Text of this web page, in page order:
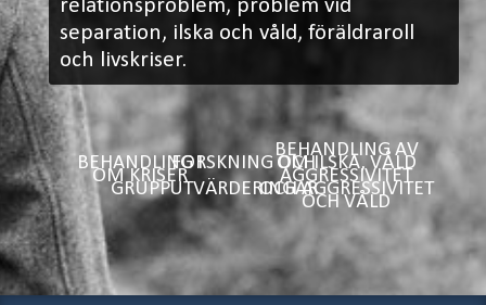
relationsproblem, problem vid
separation, ilska och våld, föräldraroll
och livskriser.
OM KRISER
OM ILSKA, VÅLD
OCH AGGRESSIVITET
BEHANDLING I
GRUPP
BEHANDLING AV
AGGRESSIVITET
OCH VÅLD
FORSKNING OCH
UTVÄRDERINGAR